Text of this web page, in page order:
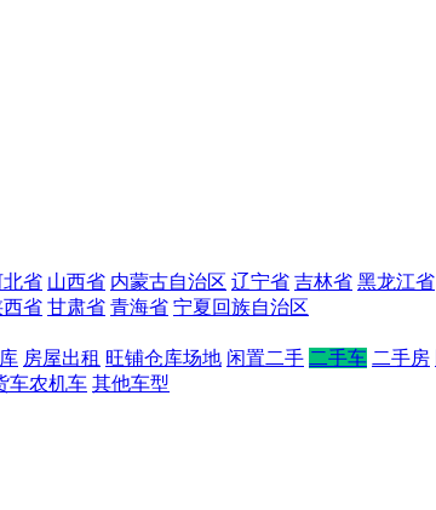
北省 山西省 内蒙古自治区 辽宁省 吉林省 黑龙江省
西省 甘肃省 青海省 宁夏回族自治区
房屋出租 旺铺仓库场地 闲置二手 二手车 二手房
车农机车 其他车型